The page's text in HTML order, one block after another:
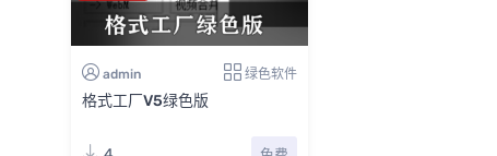
admin 绿色软件
格式工厂V5绿色版